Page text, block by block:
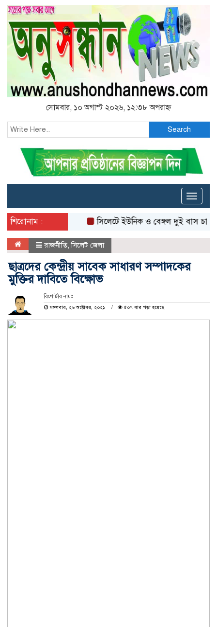
সোমবার, ১০ অগাস্ট ২০২৬, ১২:৩৮ অপরাহ্ন
Search
Toggle
শিরোনাম :
সিলেটে ইউনিক ও বেঙ্গল দুই বাস চালকের
রাজনীতি,সিলেট জেলা
ছাত্রদের কেন্দ্রীয় সাবেক সাধারণ সম্পাদকের
মুক্তির দাবিতে বিক্ষোভ
রিপোর্টার নামঃ
মঙ্গলবার, ২৬ অক্টোবর, ২০২১
৫০৭ বার পড়া হয়েছে